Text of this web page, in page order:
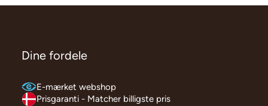
Dine fordele
E-mærket webshop
Prisgaranti - Matcher billigste pris